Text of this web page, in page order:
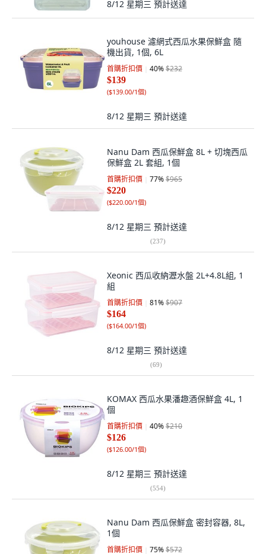
8/12 星期三 預計送達
youhouse 濾網式西瓜水果保鮮盒 隨
機出貨, 1個, 6L
首購折扣價 40%$232
$139
($139.00/1個)
8/12 星期三 預計送達
Nanu Dam 西瓜保鮮盒 8L + 切塊西瓜
保鮮盒 2L 套組, 1個
首購折扣價 77%$965
$220
($220.00/1個)
8/12 星期三 預計送達
(237)
Xeonic 西瓜收納瀝水盤 2L+4.8L組, 1
組
首購折扣價 81%$907
$164
($164.00/1個)
8/12 星期三 預計送達
(69)
KOMAX 西瓜水果潘趣酒保鮮盒 4L, 1
個
首購折扣價 40%$210
$126
($126.00/1個)
8/12 星期三 預計送達
(554)
Nanu Dam 西瓜保鮮盒 密封容器, 8L,
1個
首購折扣價 75%$572